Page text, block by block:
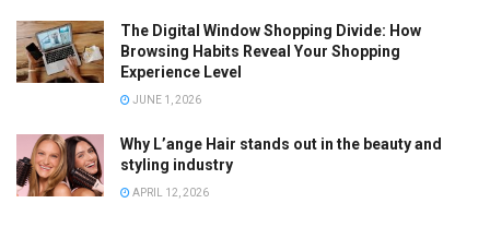
The Digital Window Shopping Divide: How
Browsing Habits Reveal Your Shopping
Experience Level
JUNE 1, 2026
Why L’ange Hair stands out in the beauty and
styling industry
APRIL 12, 2026